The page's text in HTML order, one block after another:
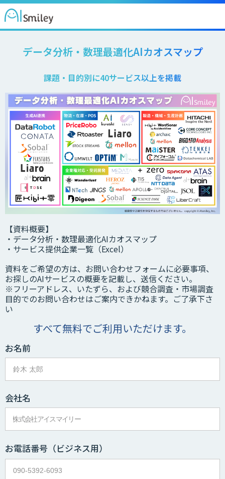
データ分析・数理最適化AIカオスマップ
課題・目的別に40サービス以上を掲載
【資料概要】
・データ分析・数理最適化AIカオスマップ
・サービス提供企業一覧（Excel）
資料をご希望の方は、お問い合わせフォームに必要事項、
お探しのAIサービスの概要を記載し、送信ください。
※フリーアドレス、いたずら、および競合調査・市場調査
目的でのお問い合わせはご案内できかねます。ご了承下さ
い
すべて無料でご利用いただけます。
お名前
会社名
お電話番号 （ビジネス用）